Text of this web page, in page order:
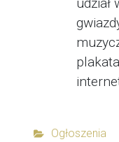
Ogłoszenia